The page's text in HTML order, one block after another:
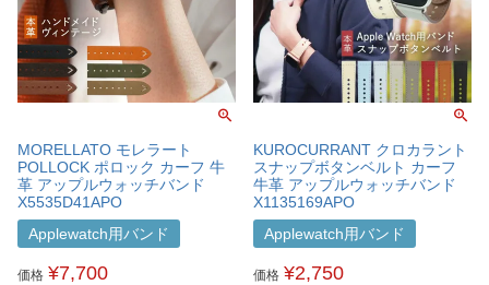
MORELLATO モレラート
POLLOCK ポロック カーフ 牛
革 アップルウォッチバンド
X5535D41APO
Applewatch用バンド
価格 ¥7,700
KUROCURRANT クロカラント
スナップボタンベルト カーフ
牛革 アップルウォッチバンド
X1135169APO
Applewatch用バンド
価格 ¥2,750